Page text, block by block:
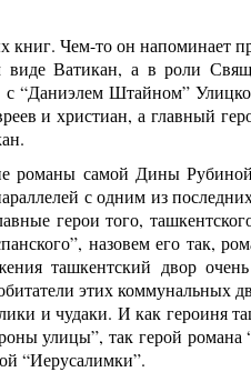
книг. Чем-то он напоминает
Ватикан, а в роли
“Даниэлем Штайном”
и христиан, а главный
самой Дины Рубиной
с одним из
герои того,
назовем его так,
ташкентский двор
этих коммунальных
и чудаки. И как героиня
улицы”, так герой романа
“Иерусалимки”.